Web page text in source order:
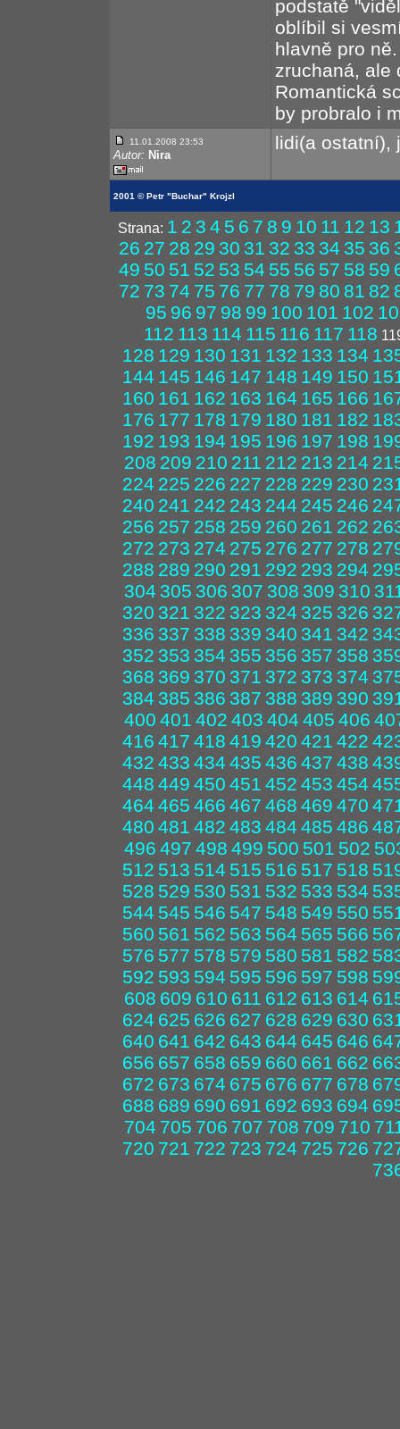
podstatě
oblíbil si
hlavně pro
zruchaná, ale
Romantická
by probralo i
11.01.2008 23:53
Autor: Nira
lidi(a ostatní),
2001 © Petr "Buchar" Krojzl
Strana: 1 2 3 4 5 6 7 8 9 10 11 12 13
26 27 28 29 30 31 32 33 34 35 36
49 50 51 52 53 54 55 56 57 58 59
72 73 74 75 76 77 78 79 80 81 82
95 96 97 98 99 100 101 102
112 113 114 115 116 117 118
128 129 130 131 132 133 134
144 145 146 147 148 149 150
160 161 162 163 164 165 166
176 177 178 179 180 181 182
192 193 194 195 196 197 198
208 209 210 211 212 213 214
224 225 226 227 228 229 230
240 241 242 243 244 245 246
256 257 258 259 260 261 262
272 273 274 275 276 277 278
288 289 290 291 292 293 294
304 305 306 307 308 309 310
320 321 322 323 324 325 326
336 337 338 339 340 341 342
352 353 354 355 356 357 358
368 369 370 371 372 373 374
384 385 386 387 388 389 390
400 401 402 403 404 405 406
416 417 418 419 420 421 422
432 433 434 435 436 437 438
448 449 450 451 452 453 454
464 465 466 467 468 469 470
480 481 482 483 484 485 486
496 497 498 499 500 501 502
512 513 514 515 516 517 518
528 529 530 531 532 533 534
544 545 546 547 548 549 550
560 561 562 563 564 565 566
576 577 578 579 580 581 582
592 593 594 595 596 597 598
608 609 610 611 612 613 614
624 625 626 627 628 629 630
640 641 642 643 644 645 646
656 657 658 659 660 661 662
672 673 674 675 676 677 678
688 689 690 691 692 693 694
704 705 706 707 708 709 710
720 721 722 723 724 725 726